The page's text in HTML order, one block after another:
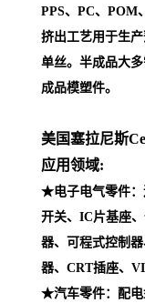
PPS、PC、POM
挤出工艺用于生
单丝。半成品大
成品模塑件。
美国塞拉尼斯
应用领域:
★电子电气零件：
开关、IC片基座
器、可程式控制
器、CRT插座、
★汽车零件：配电